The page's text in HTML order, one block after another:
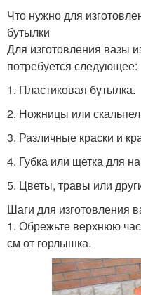
Что нужно для
бутылки
Для изготовления вазы
потребуется следующее:
1. Пластиковая бутылка.
2. Ножницы или
3. Различные краски и
4. Губка или щетка для
5. Цветы, травы или
Шаги для изготовления
1. Обрежьте верхнюю
см от горлышка.